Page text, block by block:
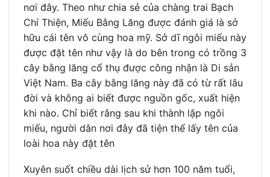
nơi đây. Theo như chia sẻ của chàng trai Bạch
Chí Thiện, Miếu Bằng Lăng được đánh giá là sở
hữu cái tên vô cùng hoa mỹ. Sở dĩ ngôi miếu này
được đặt tên như vậy là do bên trong có trồng 3
cây bằng lăng cổ thụ được công nhận là Di sản
Việt Nam. Ba cây bằng lăng này đã có từ rất lâu
đời và không ai biết được nguồn gốc, xuất hiện
khi nào. Chỉ biết rằng sau khi thành lập ngôi
miếu, người dân nơi đây đã tiện thể lấy tên của
loài hoa này đặt tên
Xuyên suốt chiều dài lịch sử hơn 100 năm tuổi,